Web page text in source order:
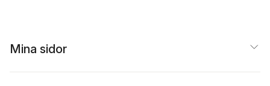
Mina sidor